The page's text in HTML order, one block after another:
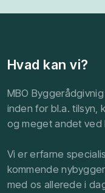
Hvad kan vi?
MBO
inden for bl.a. tilsyn,
og meget andet
Vi er erfarne
kommende
med os allerede i